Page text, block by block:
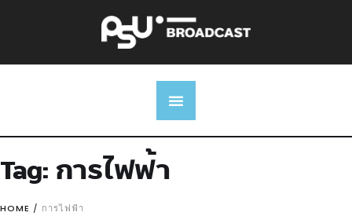
Tag: การไฟฟ้า
HOME / การไฟฟ้า